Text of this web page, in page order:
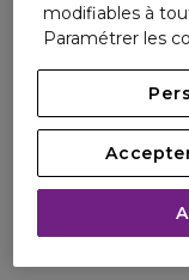
modifiables à
Paramétrer les